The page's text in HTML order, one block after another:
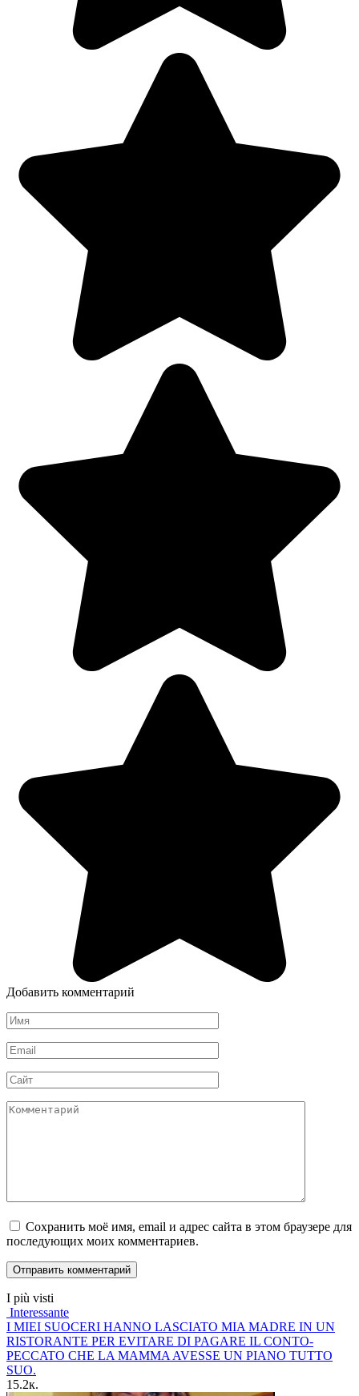
Добавить комментарий
Имя
*
Email
*
Сайт
Комментарий
Сохранить моё имя, email и адрес сайта в этом браузере для
последующих моих комментариев.
I più visti
Interessante
I MIEI SUOCERI HANNO LASCIATO MIA MADRE IN UN
RISTORANTE PER EVITARE DI PAGARE IL CONTO-
PECCATO CHE LA MAMMA AVESSE UN PIANO TUTTO
SUO.
15.2к.